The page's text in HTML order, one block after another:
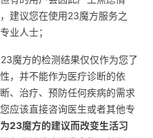
建议您在使用23魔方服务之
业人士；
23魔方的检测结果仅仅作为您了
，并不能作为医疗诊断的依
、治疗、预防任何疾病的需求
应该直接咨询医生或者其他专
23魔方的建议而改变生活习